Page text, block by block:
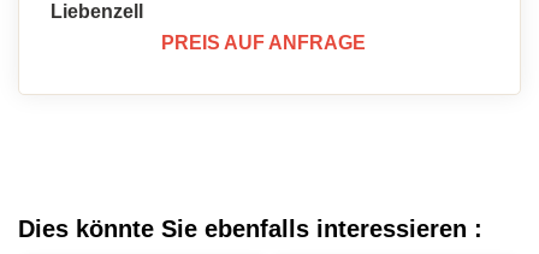
Liebenzell
PREIS AUF ANFRAGE
Dies könnte Sie ebenfalls interessieren :